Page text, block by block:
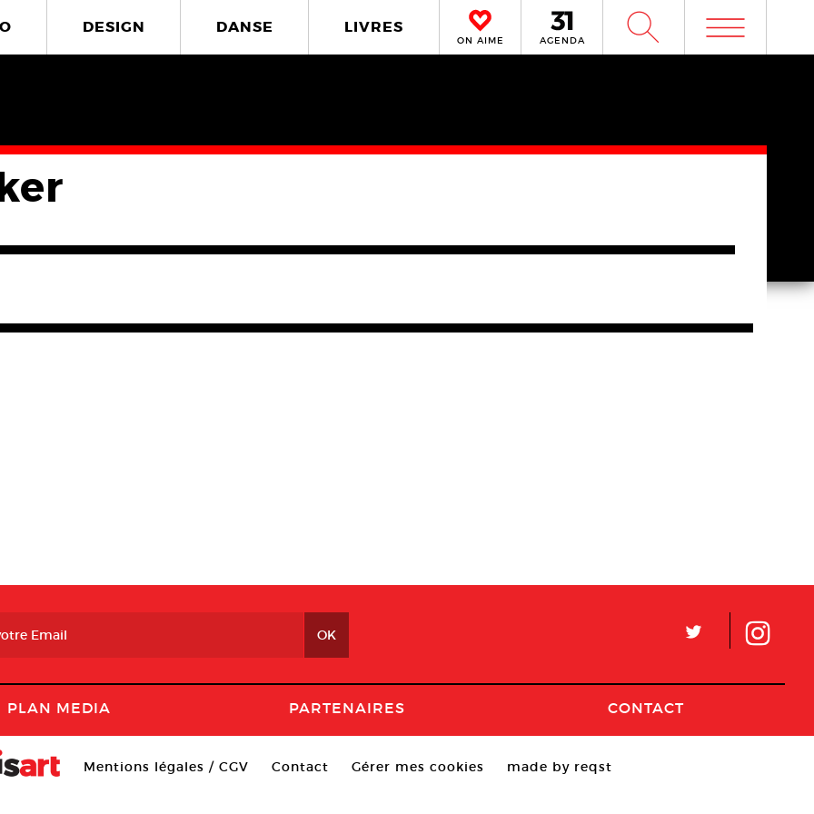
DESIGN DANSE LIVRES
ON AIME AGENDA W m
L
PLAN MEDIA PARTENAIRES CONTACT
Mentions légales / CGV Contact Gérer mes cookies made by reqst